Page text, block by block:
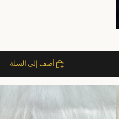
أضف إلى السلة